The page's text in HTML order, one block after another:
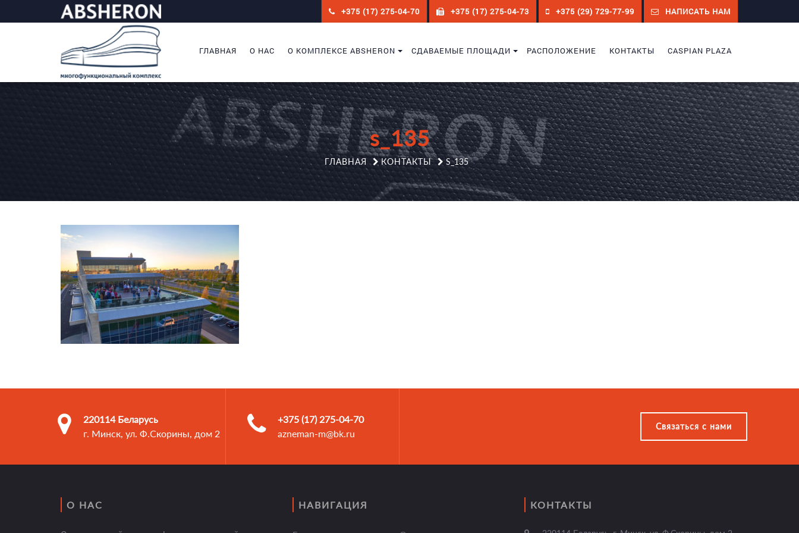
+375 (17) 275-04-70 +375 (17) 275-04-73 +375 (29) 729-77-99 НАПИСАТЬ НАМ
ГЛАВНАЯ О НАС О КОМПЛЕКСЕ ABSHERON СДАВАЕМЫЕ ПЛОЩАДИ РАСПОЛОЖЕНИЕ КОНТАКТЫ CASPIAN PLAZA
s_135
ГЛАВНАЯ КОНТАКТЫ S_135
220114 Беларусь
г. Минск, ул. Ф.Скорины, дом 2
+375 (17) 275-04-70
azneman-m@bk.ru
Связаться с нами
О НАС НАВИГАЦИЯ КОНТАКТЫ